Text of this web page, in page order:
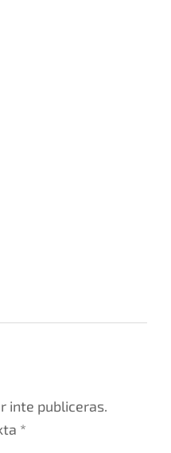
inte publiceras.
*